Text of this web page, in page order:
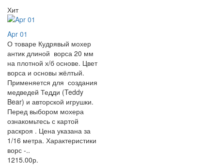
Хит
Apr 01
О товаре Кудрявый мохер
антик длиной ворса 20 мм
на плотной х/б основе. Цвет
ворса и основы жёлтый.
Применяется для создания
медведей Тедди (Teddy
Bear) и авторской игрушки.
Перед выбором мохера
ознакомьтесь с картой
раскроя . Цена указана за
1/16 метра. Характеристики
ворс -..
1215.00р.